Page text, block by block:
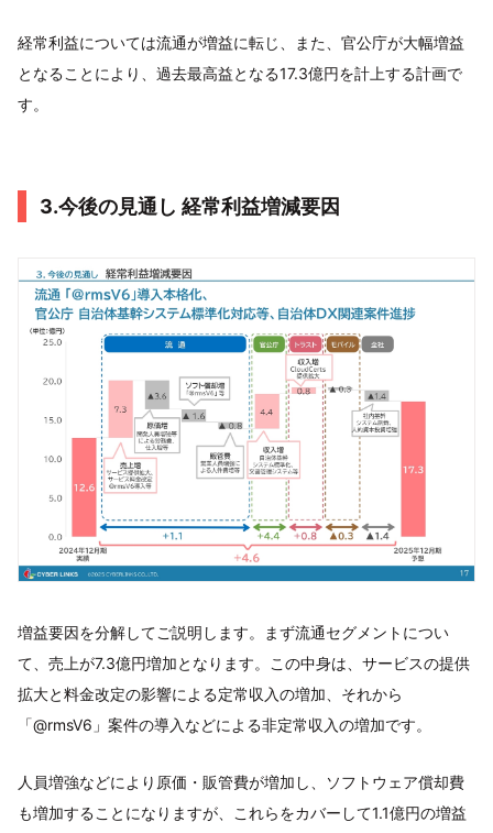
経常利益については流通が増益に転じ、また、官公庁が大幅増益
となることにより、過去最高益となる17.3億円を計上する計画で
す。
3.今後の見通し 経常利益増減要因
増益要因を分解してご説明します。まず流通セグメントについ
て、売上が7.3億円増加となります。この中身は、サービスの提供
拡大と料金改定の影響による定常収入の増加、それから
「@rmsV6」案件の導入などによる非定常収入の増加です。
人員増強などにより原価・販管費が増加し、ソフトウェア償却費
も増加することになりますが、これらをカバーして1.1億円の増益